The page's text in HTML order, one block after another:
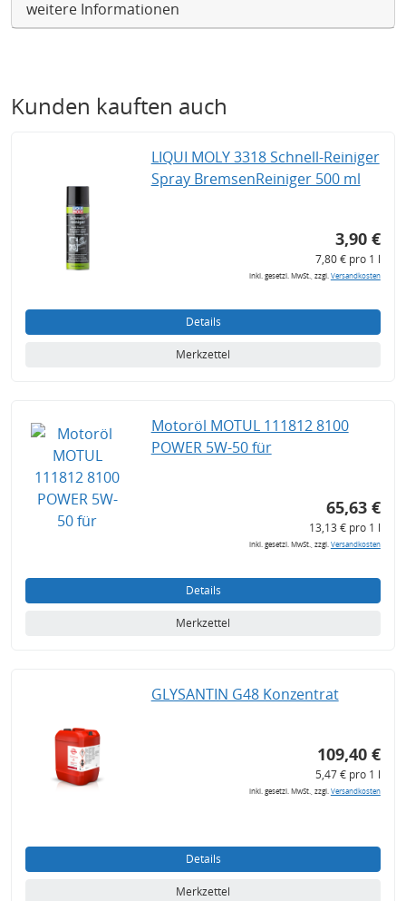
weitere Informationen
Kunden kauften auch
LIQUI MOLY 3318 Schnell-Reiniger
Spray BremsenReiniger 500 ml
3,90 €
7,80 € pro 1 l
inkl. gesetzl. MwSt., zzgl.Versandkosten
Details
Merkzettel
Motoröl MOTUL 111812 8100
POWER 5W-50 für
65,63 €
13,13 € pro 1 l
inkl. gesetzl. MwSt., zzgl.Versandkosten
Details
Merkzettel
GLYSANTIN G48 Konzentrat
109,40 €
5,47 € pro 1 l
inkl. gesetzl. MwSt., zzgl.Versandkosten
Details
Merkzettel